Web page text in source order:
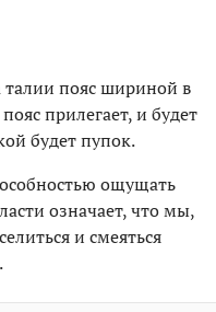
талии пояс шириной в
прилегает, и будет
будет пупок.
ощущать
означает, что мы,
и смеяться